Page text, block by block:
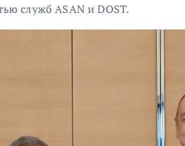
служб ASAN и DOST.